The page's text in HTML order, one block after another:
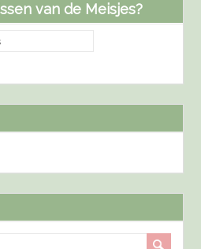
van de Meisjes?